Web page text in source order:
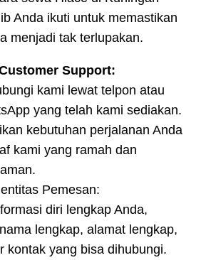
Anda ikuti untuk memastikan
menjadi tak terlupakan.
Support:
kami lewat telpon atau
yang telah kami sediakan.
kebutuhan perjalanan Anda
kami yang ramah dan
Pemesan:
diri lengkap Anda,
lengkap, alamat lengkap,
kontak yang bisa dihubungi.